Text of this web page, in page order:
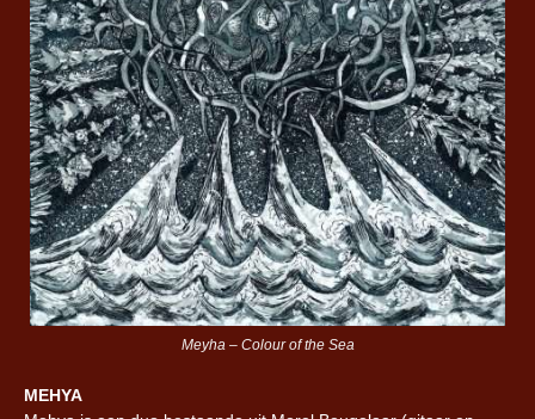
Meyha – Colour of the Sea
MEHYA